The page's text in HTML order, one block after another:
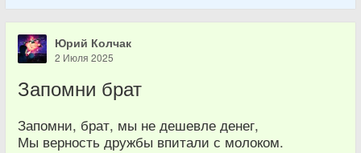
Юрий Колчак
2 Июля 2025
Запомни брат
Запомни, брат, мы не дешевле денег,
Мы верность дружбы впитали с молоком.